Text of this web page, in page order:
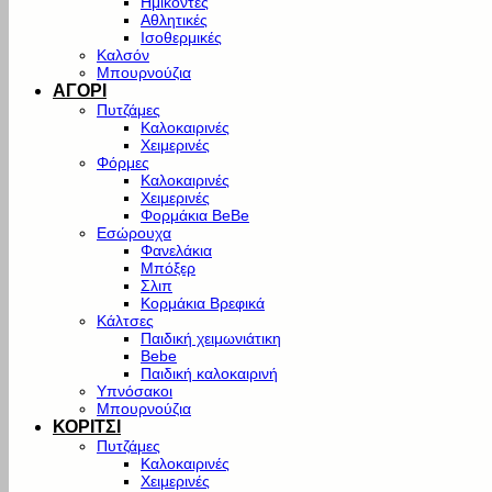
Αθλητικές
Ισοθερμικές
Καλσόν
Μπουρνούζια
ΑΓΟΡΙ
Πυτζάμες
Καλοκαιρινές
Χειμερινές
Φόρμες
Καλοκαιρινές
Χειμερινές
Φορμάκια BeBe
Εσώρουχα
Φανελάκια
Μπόξερ
Σλιπ
Κορμάκια Βρεφικά
Κάλτσες
Παιδική χειμωνιάτικη
Bebe
Παιδική καλοκαιρινή
Υπνόσακοι
Μπουρνούζια
ΚΟΡΙΤΣΙ
Πυτζάμες
Καλοκαιρινές
Χειμερινές